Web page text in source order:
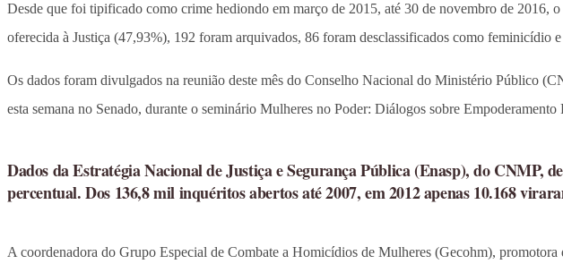
Desde que foi tipificado como crime hediondo em março de 2015, até 30 de novembro de 2016,
oferecida à Justiça (47,93%), 192 foram arquivados, 86 foram desclassificados como feminicídio
Os dados foram divulgados na reunião deste mês do Conselho Nacional do Ministério Público
esta semana no Senado, durante o seminário Mulheres no Poder: Diálogos sobre
Dados da Estratégia Nacional de Justiça e Segurança Pública (Enasp), do CNMP,
percentual. Dos 136,8 mil inquéritos abertos até 2007, em 2012 apenas 10.168
A coordenadora do Grupo Especial de Combate a Homicídios de Mulheres (Gecohm),